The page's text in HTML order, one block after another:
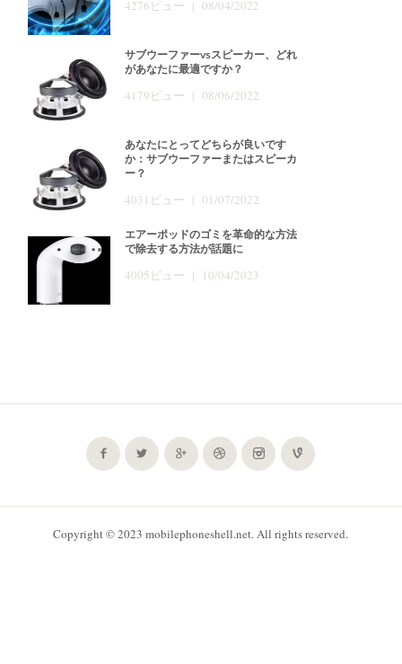
4276ビュー | 08/04/2022
サブウーファーvsスピーカー、どれ
があなたに最適ですか？
4179ビュー | 08/06/2022
あなたにとってどちらが良いです
か：サブウーファーまたはスピーカ
ー？
4031ビュー | 01/07/2022
エアーポッドのゴミを革命的な方法
で除去する方法が話題に
4005ビュー | 10/04/2023
Copyright © 2023 mobilephoneshell.net. All rights reserved.